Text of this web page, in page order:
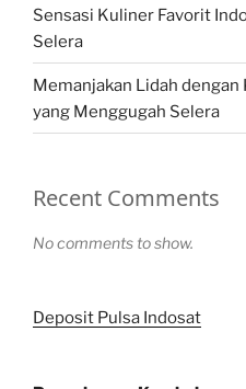
Sensasi Kuliner Favorit
Selera
Memanjakan Lidah
yang Menggugah Selera
Recent Comments
No comments to show.
Deposit Pulsa Indosat